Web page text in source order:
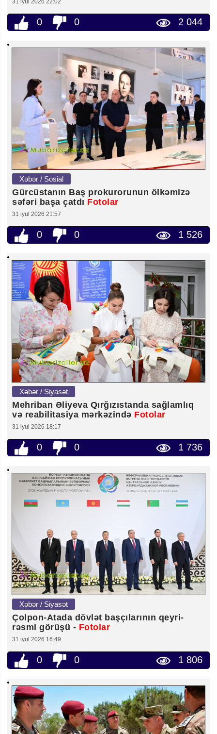
31 iyul 2026 22:02
0 0 2 044
Xəbər / Sosial
Gürcüstanın Baş prokurorunun ölkəmizə
səfəri başa çatdı Fotolar
31 iyul 2026 21:57
0 0 1 526
Xəbər / Siyasət
Mehriban Əliyeva Qırğızıstanda sağlamlıq
və reabilitasiya mərkəzində Fotolar
31 iyul 2026 18:17
0 0 1 736
Xəbər / Siyasət
Çolpon-Atada dövlət başçılarının qeyri-
rəsmi görüşü - Fotolar
31 iyul 2026 16:49
0 0 1 806